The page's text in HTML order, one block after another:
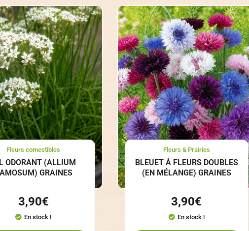
Fleurs comestibles
ODORANT (ALLIUM
GRAINES
3,90€
En stock !
Fleurs & Prairies
BLEUET À FLEURS DOUBLES
(EN MÉLANGE) GRAINES
3,90€
En stock !